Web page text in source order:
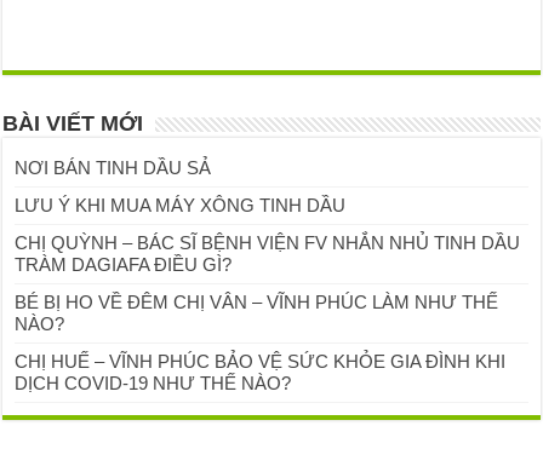
BÀI VIẾT MỚI
NƠI BÁN TINH DẦU SẢ
LƯU Ý KHI MUA MÁY XÔNG TINH DẦU
CHỊ QUỲNH – BÁC SĨ BỆNH VIỆN FV NHẮN NHỦ TINH DẦU
TRÀM DAGIAFA ĐIỀU GÌ?
BÉ BỊ HO VỀ ĐÊM CHỊ VÂN – VĨNH PHÚC LÀM NHƯ THẾ
NÀO?
CHỊ HUẾ – VĨNH PHÚC BẢO VỆ SỨC KHỎE GIA ĐÌNH KHI
DỊCH COVID-19 NHƯ THẾ NÀO?